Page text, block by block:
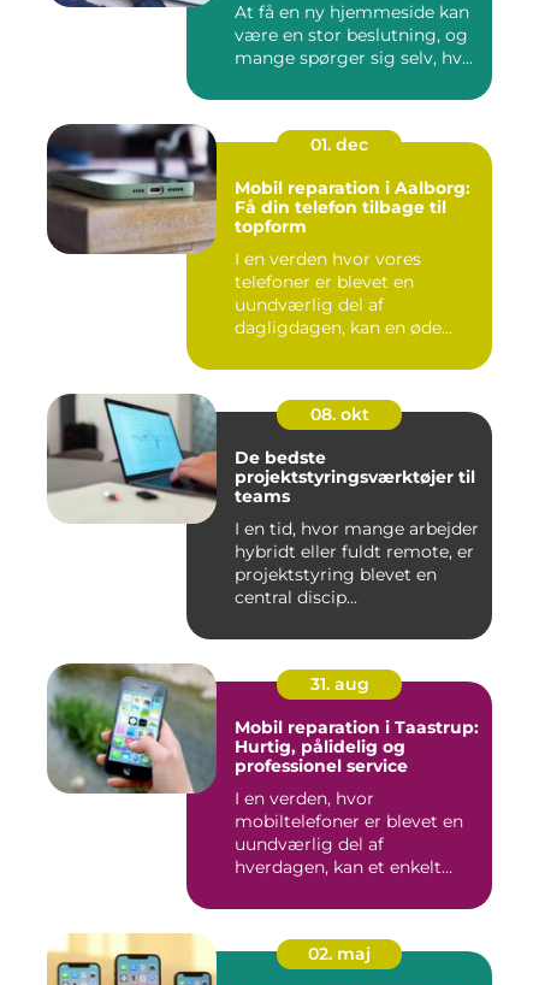
At få en ny hjemmeside kan
være en stor beslutning, og
mange spørger sig selv, hv...
01. dec
Mobil reparation i Aalborg:
Få din telefon tilbage til
topform
I en verden hvor vores
telefoner er blevet en
uundværlig del af
dagligdagen, kan en øde...
08. okt
De bedste
projektstyringsværktøjer til
teams
I en tid, hvor mange arbejder
hybridt eller fuldt remote, er
projektstyring blevet en
central discip...
31. aug
Mobil reparation i Taastrup:
Hurtig, pålidelig og
professionel service
I en verden, hvor
mobiltelefoner er blevet en
uundværlig del af
hverdagen, kan et enkelt
02. maj